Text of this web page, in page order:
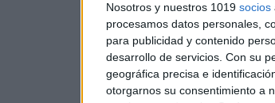
Nosotros y nuestros 1019 socios
procesamos datos personales,
para publicidad y contenido
desarrollo de servicios. Con su
geográfica precisa e
otorgarnos su consentimiento a